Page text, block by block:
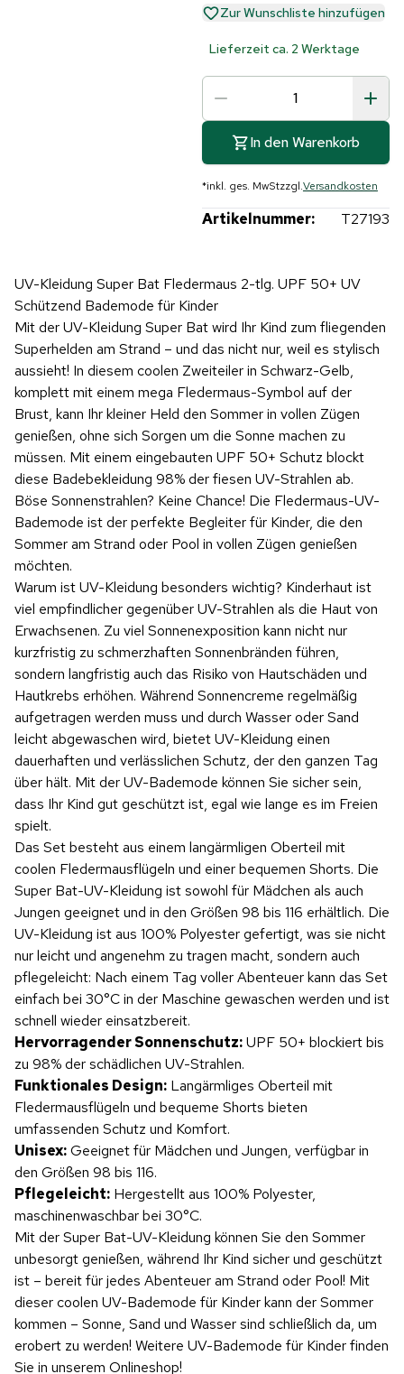
Zur Wunschliste hinzufügen
Lieferzeit ca. 2 Werktage
In den Warenkorb
*inkl. ges. MwStzzgl.Versandkosten
Artikelnummer: T27193
UV-Kleidung Super Bat Fledermaus 2-tlg. UPF 50+ UV
Schützend Bademode für Kinder
Mit der UV-Kleidung Super Bat wird Ihr Kind zum fliegenden
Superhelden am Strand – und das nicht nur, weil es stylisch
aussieht! In diesem coolen Zweiteiler in Schwarz-Gelb,
komplett mit einem mega Fledermaus-Symbol auf der
Brust, kann Ihr kleiner Held den Sommer in vollen Zügen
genießen, ohne sich Sorgen um die Sonne machen zu
müssen. Mit einem eingebauten UPF 50+ Schutz blockt
diese Badebekleidung 98% der fiesen UV-Strahlen ab.
Böse Sonnenstrahlen? Keine Chance! Die Fledermaus-UV-
Bademode ist der perfekte Begleiter für Kinder, die den
Sommer am Strand oder Pool in vollen Zügen genießen
möchten.
Warum ist UV-Kleidung besonders wichtig? Kinderhaut ist
viel empfindlicher gegenüber UV-Strahlen als die Haut von
Erwachsenen. Zu viel Sonnenexposition kann nicht nur
kurzfristig zu schmerzhaften Sonnenbränden führen,
sondern langfristig auch das Risiko von Hautschäden und
Hautkrebs erhöhen. Während Sonnencreme regelmäßig
aufgetragen werden muss und durch Wasser oder Sand
leicht abgewaschen wird, bietet UV-Kleidung einen
dauerhaften und verlässlichen Schutz, der den ganzen Tag
über hält. Mit der UV-Bademode können Sie sicher sein,
dass Ihr Kind gut geschützt ist, egal wie lange es im Freien
spielt.
Das Set besteht aus einem langärmligen Oberteil mit
coolen Fledermausflügeln und einer bequemen Shorts. Die
Super Bat-UV-Kleidung ist sowohl für Mädchen als auch
Jungen geeignet und in den Größen 98 bis 116 erhältlich. Die
UV-Kleidung ist aus 100% Polyester gefertigt, was sie nicht
nur leicht und angenehm zu tragen macht, sondern auch
pflegeleicht: Nach einem Tag voller Abenteuer kann das Set
einfach bei 30°C in der Maschine gewaschen werden und ist
schnell wieder einsatzbereit.
Hervorragender Sonnenschutz:UPF 50+ blockiert bis
zu 98% der schädlichen UV-Strahlen.
Funktionales Design: Langärmliges Oberteil mit
Fledermausflügeln und bequeme Shorts bieten
umfassenden Schutz und Komfort.
Unisex:Geeignet für Mädchen und Jungen, verfügbar in
den Größen 98 bis 116.
Pflegeleicht: Hergestellt aus 100% Polyester,
maschinenwaschbar bei 30°C.
Mit der Super Bat-UV-Kleidung können Sie den Sommer
unbesorgt genießen, während Ihr Kind sicher und geschützt
ist – bereit für jedes Abenteuer am Strand oder Pool! Mit
dieser coolen UV-Bademode für Kinder kann der Sommer
kommen – Sonne, Sand und Wasser sind schließlich da, um
erobert zu werden! Weitere UV-Bademode für Kinder finden
Sie in unserem Onlineshop!